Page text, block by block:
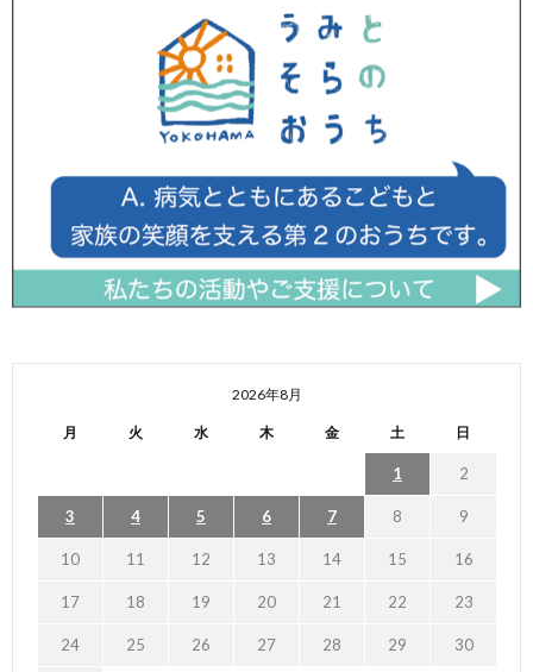
2026年8月
月 火 水 木 金 土 日
1 2
3 4 5 6 7 8 9
10 11 12 13 14 15 16
17 18 19 20 21 22 23
24 25 26 27 28 29 30